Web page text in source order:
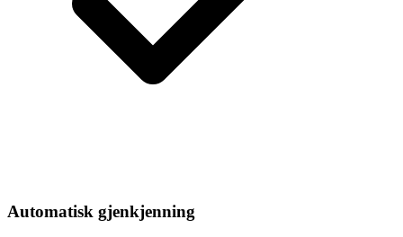
Automatisk gjenkjenning